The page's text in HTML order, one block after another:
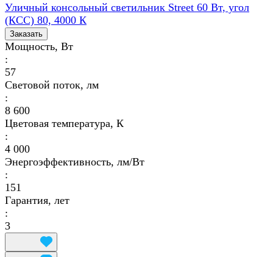
Уличный консольный светильник Street 60 Вт, угол
(КСС) 80, 4000 К
Заказать
Мощность, Вт
:
57
Световой поток, лм
:
8 600
Цветовая температура, К
:
4 000
Энергоэффективность, лм/Вт
:
151
Гарантия, лет
:
3